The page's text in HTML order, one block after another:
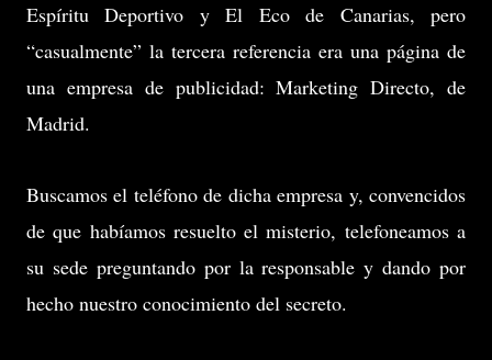
Espíritu Deportivo y El Eco de Canarias, pero
“casualmente” la tercera referencia era una página de
una empresa de publicidad: Marketing Directo, de
Madrid.
Buscamos el teléfono de dicha empresa y, convencidos
de que habíamos resuelto el misterio, telefoneamos a
su sede preguntando por la responsable y dando por
hecho nuestro conocimiento del secreto.